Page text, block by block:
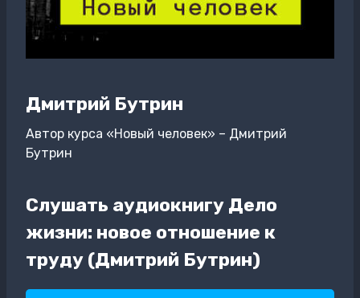
Дмитрий Бутрин
Автор курса «Новый человек» – Дмитрий
Бутрин
Слушать аудиокнигу Дело
жизни: новое отношение к
труду (Дмитрий Бутрин)